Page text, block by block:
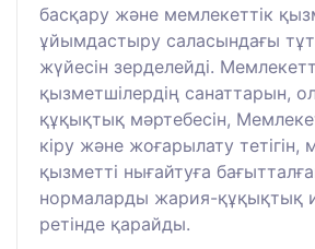
басқару және мемлекеттік
ұйымдастыру саласындағы
жүйесін зерделейді.
қызметшілердің санаттарын,
құқықтық мәртебесін,
кіру және жоғарылату тетігін,
қызметті нығайтуға
нормаларды жария-құқықтық
ретінде қарайды.